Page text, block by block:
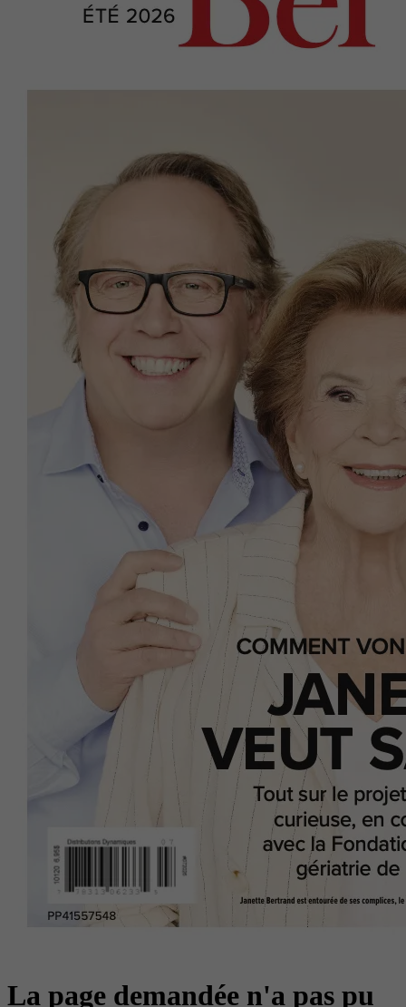
La page demandée n'a pas pu